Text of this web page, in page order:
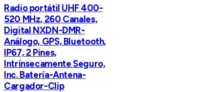
Radio portátil UHF 400-
520 MHz, 260 Canales,
Digital NXDN-DMR-
Análogo, GPS, Bluetooth,
IP67, 2 Pines,
Intrínsecamente Seguro,
Inc. Batería-Antena-
Cargador-Clip